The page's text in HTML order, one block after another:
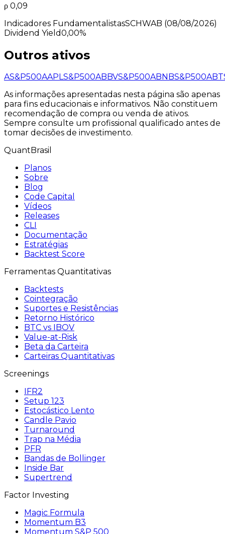
ρ 0,09
Indicadores FundamentalistasSCHWAB (08/08/2026)
Dividend Yield0,00%
Outros ativos
AS&P500AAPLS&P500ABBVS&P500ABNBS&P500ABT
As informações apresentadas nesta página são apenas
para fins educacionais e informativos. Não constituem
recomendação de compra ou venda de ativos.
Sempre consulte um profissional qualificado antes de
tomar decisões de investimento.
QuantBrasil
Planos
Sobre
Blog
Code Capital
Vídeos
Releases
CLI
Documentação
Estratégias
Backtest Score
Ferramentas Quantitativas
Backtests
Cointegração
Suportes e Resistências
Retorno Histórico
BTC vs IBOV
Value-at-Risk
Beta da Carteira
Carteiras Quantitativas
Screenings
IFR2
Setup 123
Estocástico Lento
Candle Pavio
Turnaround
Trap na Média
PFR
Bandas de Bollinger
Inside Bar
Supertrend
Factor Investing
Magic Formula
Momentum B3
Momentum S&P 500